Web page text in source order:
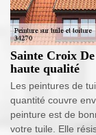
Sainte Croix
haute qualité
Les peintures de
quantité couvre
peinture est de
votre tuile. Elle